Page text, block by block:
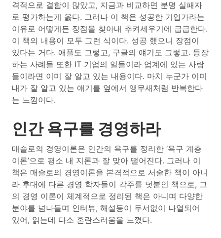
격적으로 결함이 많았고, 지금과 비교하면 분명 실패자
로 평가하는게 옳다. 그러나 이 책은 성공한 기업가라는
이유로 어떻게든 장점을 찾아내 추켜세우기에 급급한다.
이 책의 내용이 모두 그런 식이다. 성공 했으니 장점이
있다는 거다. 애플도 그렇고, 구글의 얘기도 그렇고. 등장
하는 사례들 또한 IT 기업의 일들이라 업계에 있는 사람
들이라면 이미 잘 알고 있는 내용이다. 마치 누군가 이미
내가 잘 알고 있는 얘기를 옆에서 앵무새처럼 반복한다
는 느낌이다.
인간 욕구를 경영하라
매슬로의 경영이론은 인간의 욕구를 정리한 ‘욕구 계층
이론’으로 평소 내 지론과 잘 맞아 떨어진다. 그러나 이
책은 매슬로의 경영이론을 본격적으로 서술한 책이 아니
라 후대에 다른 경영 학자들이 각주를 덧붙인 책으로, 그
의 경영 이론이 체계적으로 정리된 책은 아니며 다양한
분야를 넘나들며 인터뷰, 해설등이 두서없이 나열되어
있어, 읽는데 다소 혼란스러움을 느꼈다.